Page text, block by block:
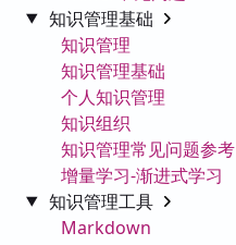
知识管理基础
知识管理
知识管理基础
个人知识管理
知识组织
知识管理常见问题参考
增量学习-渐进式学习
知识管理工具
Markdown